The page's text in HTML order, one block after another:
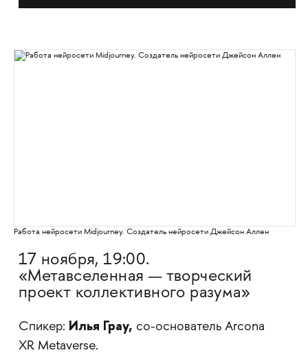
Работа нейросети Midjourney. Создатель нейросети Джейсон Аллен
17 ноября, 19:00.
«Метавселенная — творческий
проект коллективного разума»
Спикер: Илья Грау, со-основатель Arcona
XR Metaverse.